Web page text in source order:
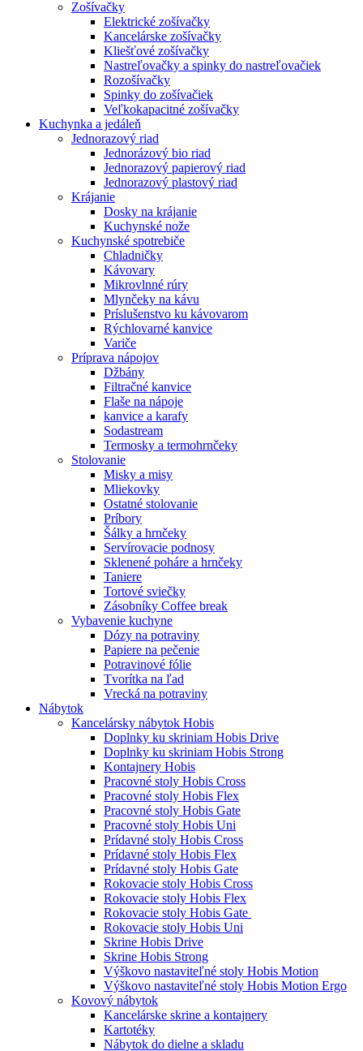
Zošívačky
Elektrické zošívačky
Kancelárske zošívačky
Kliešťové zošívačky
Nastreľovačky a spinky do nastreľovačiek
Rozošívačky
Spinky do zošívačiek
Veľkokapacitné zošívačky
Kuchynka a jedáleň
Jednorazový riad
Jednorázový bio riad
Jednorazový papierový riad
Jednorazový plastový riad
Krájanie
Dosky na krájanie
Kuchynské nože
Kuchynské spotrebiče
Chladničky
Kávovary
Mikrovlnné rúry
Mlynčeky na kávu
Príslušenstvo ku kávovarom
Rýchlovarné kanvice
Variče
Príprava nápojov
Džbány
Filtračné kanvice
Flaše na nápoje
kanvice a karafy
Sodastream
Termosky a termohrnčeky
Stolovanie
Misky a misy
Mliekovky
Ostatné stolovanie
Príbory
Šálky a hrnčeky
Servírovacie podnosy
Sklenené poháre a hrnčeky
Taniere
Tortové sviečky
Zásobníky Coffee break
Vybavenie kuchyne
Dózy na potraviny
Papiere na pečenie
Potravinové fólie
Tvorítka na ľad
Vrecká na potraviny
Nábytok
Kancelársky nábytok Hobis
Doplnky ku skriniam Hobis Drive
Doplnky ku skriniam Hobis Strong
Kontajnery Hobis
Pracovné stoly Hobis Cross
Pracovné stoly Hobis Flex
Pracovné stoly Hobis Gate
Pracovné stoly Hobis Uni
Prídavné stoly Hobis Cross
Prídavné stoly Hobis Flex
Prídavné stoly Hobis Gate
Rokovacie stoly Hobis Cross
Rokovacie stoly Hobis Flex
Rokovacie stoly Hobis Gate
Rokovacie stoly Hobis Uni
Skrine Hobis Drive
Skrine Hobis Strong
Výškovo nastaviteľné stoly Hobis Motion
Výškovo nastaviteľné stoly Hobis Motion Ergo
Kovový nábytok
Kancelárske skrine a kontajnery
Kartotéky
Nábytok do dielne a skladu